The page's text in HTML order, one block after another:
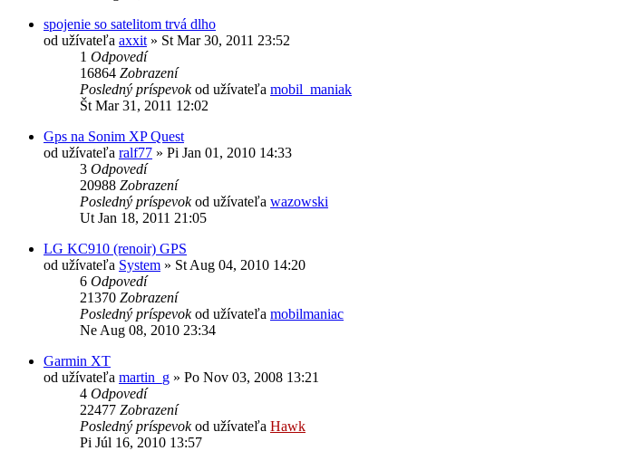
spojenie so satelitom trvá dlho
od užívateľa axxit » St Mar 30, 2011 23:52
1 Odpovedí
16864 Zobrazení
Posledný príspevokod užívateľa mobil_maniak
Št Mar 31, 2011 12:02
Gps na Sonim XP Quest
od užívateľa ralf77 » Pi Jan 01, 2010 14:33
3 Odpovedí
20988 Zobrazení
Posledný príspevokod užívateľa wazowski
Ut Jan 18, 2011 21:05
LG KC910 (renoir) GPS
od užívateľa System » St Aug 04, 2010 14:20
6 Odpovedí
21370 Zobrazení
Posledný príspevokod užívateľa mobilmaniac
Ne Aug 08, 2010 23:34
Garmin XT
od užívateľa martin_g » Po Nov 03, 2008 13:21
4 Odpovedí
22477 Zobrazení
Posledný príspevokod užívateľa Hawk
Pi Júl 16, 2010 13:57